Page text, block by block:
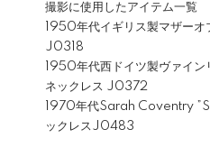
撮影に使用したアイテム一覧
1950年代イギリス製マザー
J0318
1950年代西ドイツ製ヴァイ
ネックレス J0372
1970年代Sarah Coventry
ックレスJ0483